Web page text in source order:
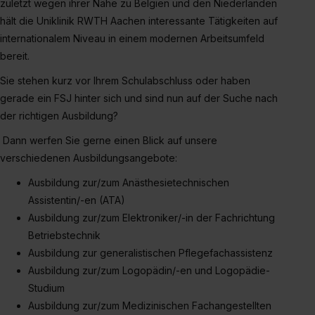
S. 1 lit. a) DS-GVO). Die USA verfügen über kein
angemessenes Datenschutzniveau (EuGH – Schrems
II). Du kannst die von dir erteilte Einwilligung jederzeit mit
Wirkung für die Zukunft ganz oder teilweise über unsere
Datenschutzerklärung unter dem Punkt „Datenschutz-
Einstellungen“ widerrufen. Weitere Informationen zu den
einzelnen Cookies findest du durch Klick auf „Details
Impressum.
zuletzt wegen ihrer Nähe zu Belgien und den Niederlanden
hält die Uniklinik RWTH Aachen interessante Tätigkeiten auf
internationalem Niveau in einem modernen Arbeitsumfeld
bereit.
Sie stehen kurz vor Ihrem Schulabschluss oder haben
gerade ein FSJ hinter sich und sind nun auf der Suche nach
der richtigen Ausbildung?
Dann werfen Sie gerne einen Blick auf unsere
verschiedenen Ausbildungsangebote:
Ausbildung zur/zum Anästhesietechnischen
Assistentin/-en (ATA)
Ausbildung zur/zum Elektroniker/-in der Fachrichtung
Betriebstechnik
Ausbildung zur generalistischen Pflegefachassistenz
Ausbildung zur/zum Logopädin/-en und Logopädie-
Studium
Ausbildung zur/zum Medizinischen Fachangestellten